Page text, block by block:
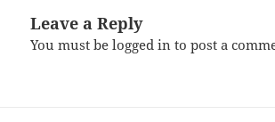
Leave a Reply
You must belogged in to post a